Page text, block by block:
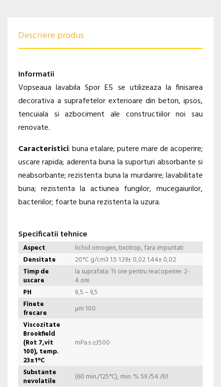
Descriere produs
Informatii
Vopseaua lavabila Spor E5 se utilizeaza la finisarea
decorativa a suprafetelor exterioare din beton, ipsos,
tencuiala si azbociment ale constructiilor noi sau
renovate.
Caracteristici: buna etalare; putere mare de acoperire;
uscare rapida; aderenta buna la suporturi absorbante si
neabsorbante; rezistenta buna la murdarire; lavabilitate
buna; rezistenta la actiunea fungilor, mucegaiurilor,
bacteriilor; foarte buna rezistenta la uzura.
Specificatii tehnice
Aspect
lichid omogen, tixotrop, fara impuritati
Densitate
20°C g/cm3 1.5 1.39± 0,02 1.44± 0,02
Timp de
uscare
la suprafata: ½ ore pentru reacoperire: 2-
4 ore
PH
8,5 – 9,5
Finete
frecare
µm 100
Viscozitate
Brookfield
(Rot 7,vit
100), temp.
23±1°C
mPa.s ≥3500
Substante
nevolatile
(60 min./125°C), min. % 59 /54 /61